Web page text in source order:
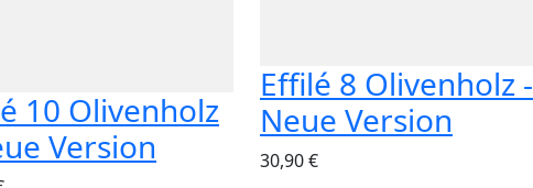
10 Olivenholz
Version
Effilé 8 Olivenholz -
Neue Version
30,90 €